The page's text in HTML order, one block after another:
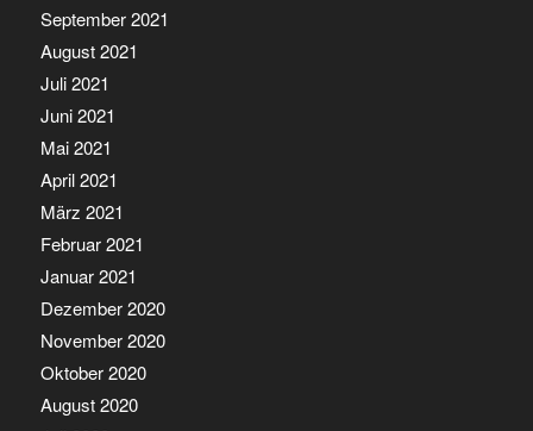
September 2021
August 2021
Juli 2021
Juni 2021
Mai 2021
April 2021
März 2021
Februar 2021
Januar 2021
Dezember 2020
November 2020
Oktober 2020
August 2020